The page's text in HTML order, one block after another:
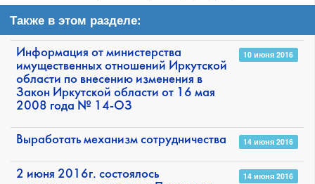
Также в этом разделе:
Информация от министерства
имущественных отношений Иркутской
области по внесению изменения в
Закон Иркутской области от 16 мая
2008 года № 14-ОЗ
10 июня 2016
Выработать механизм сотрудничества 14 июня 2016
2 июня 2016г. состоялось
14 июня 2016